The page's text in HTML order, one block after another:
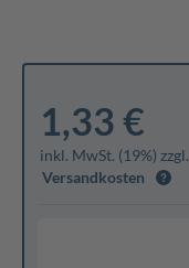
1,33 €
inkl. MwSt. (19%) zzgl.
Versandkosten